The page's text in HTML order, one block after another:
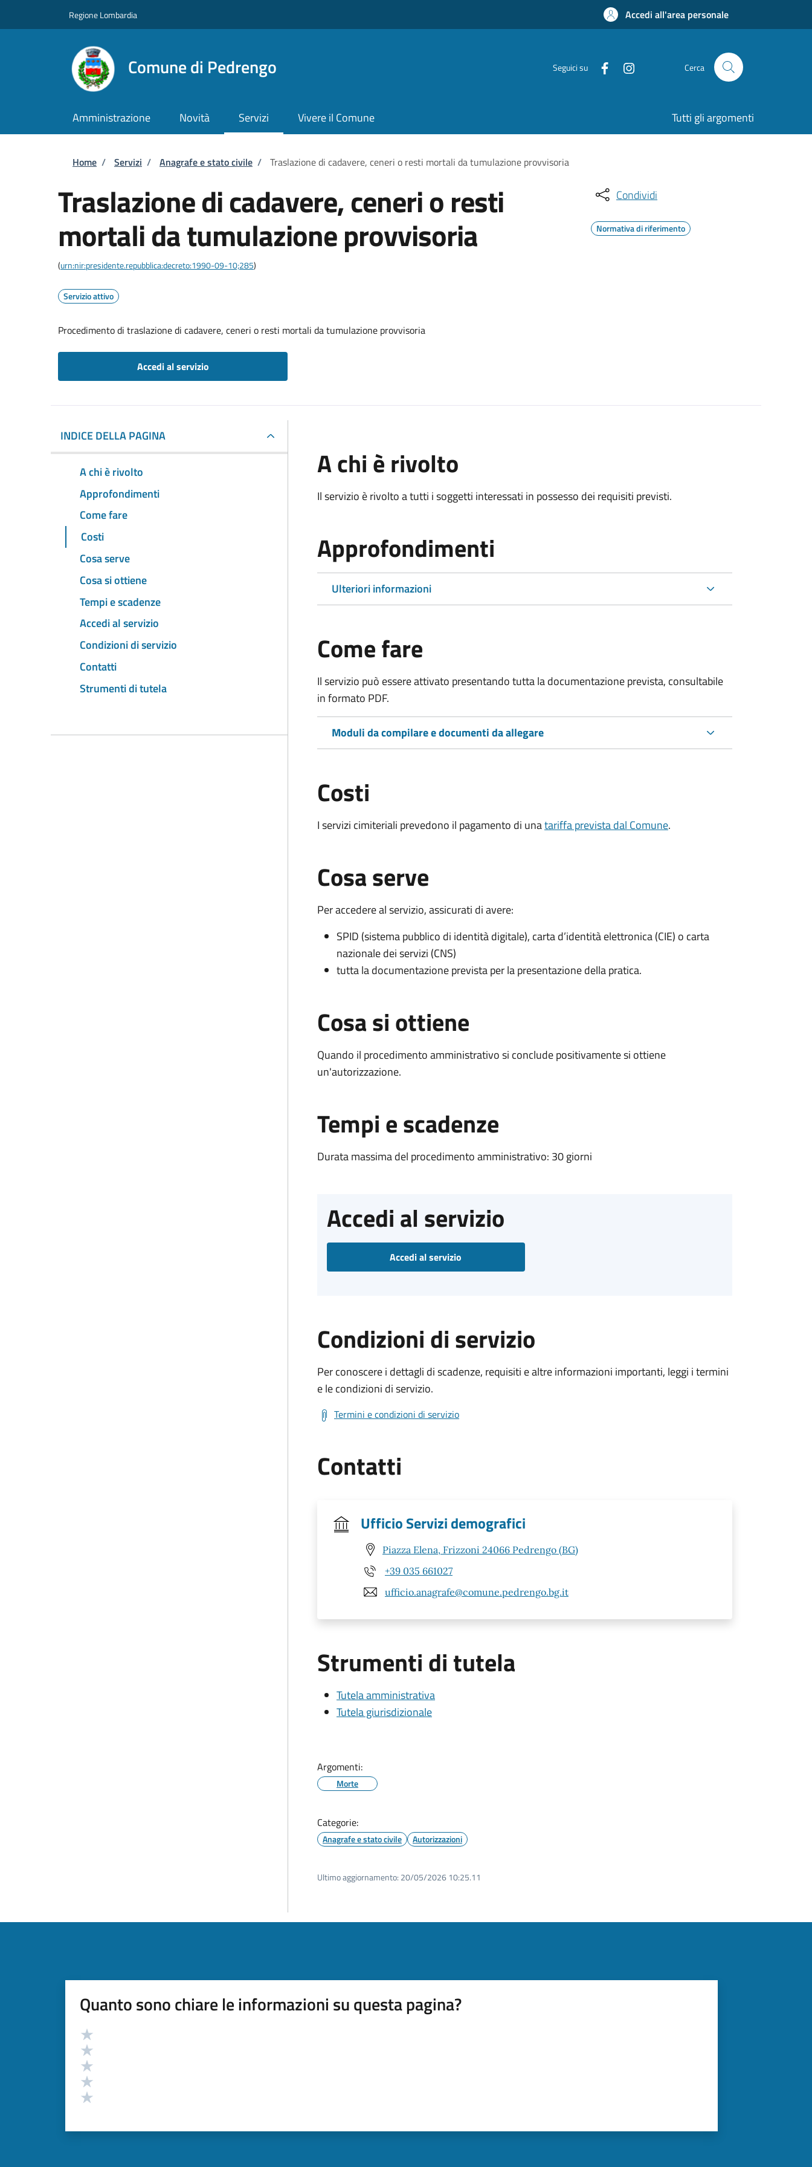
Regione Lombardia Accedi all'area personale
Comune di Pedrengo Seguici su Cerca
Amministrazione Novità Servizi Vivere il Comune Tutti gli argomenti
Briciole di pane
Home / Servizi / Anagrafe e stato civile / Traslazione di cadavere, ceneri o resti mortali da tumulazione provvisoria
Traslazione di cadavere, ceneri o resti
mortali da tumulazione provvisoria
(urn:nir:presidente.repubblica:decreto:1990-09-10;285)
Servizio attivo
Procedimento di traslazione di cadavere, ceneri o resti mortali da tumulazione provvisoria
Accedi al servizio
Condividi
Normativa di riferimento
INDICE DELLA PAGINA
A chi è rivolto
Approfondimenti
Come fare
Costi
Cosa serve
Cosa si ottiene
Tempi e scadenze
Accedi al servizio
Condizioni di servizio
Contatti
Strumenti di tutela
A chi è rivolto
Il servizio è rivolto a tutti i soggetti interessati in possesso dei requisiti previsti.
Approfondimenti
Ulteriori informazioni
Come fare
Il servizio può essere attivato presentando tutta la documentazione prevista, consultabile
in formato PDF.
Moduli da compilare e documenti da allegare
Costi
I servizi cimiteriali prevedono il pagamento di unatariffa prevista dal Comune.
Cosa serve
Per accedere al servizio, assicurati di avere:
SPID (sistema pubblico di identità digitale), carta d’identità elettronica (CIE) o carta
nazionale dei servizi (CNS)
tutta la documentazione prevista per la presentazione della pratica.
Cosa si ottiene
Quando il procedimento amministrativo si conclude positivamente si ottiene
un'autorizzazione.
Tempi e scadenze
Durata massima del procedimento amministrativo: 30 giorni
Accedi al servizio
Accedi al servizio
Condizioni di servizio
Per conoscere i dettagli di scadenze, requisiti e altre informazioni importanti, leggi i termini
e le condizioni di servizio.
Termini e condizioni di servizio
Contatti
Ufficio Servizi demografici
Piazza Elena, Frizzoni 24066 Pedrengo (BG)
+39 035 661027
ufficio.anagrafe@comune.pedrengo.bg.it
Strumenti di tutela
Tutela amministrativa
Tutela giurisdizionale
Argomenti:
Morte
Categorie:
Anagrafe e stato civile Autorizzazioni
Ultimo aggiornamento: 20/05/2026 10:25.11
Quanto sono chiare le informazioni su questa pagina?
Valutazione